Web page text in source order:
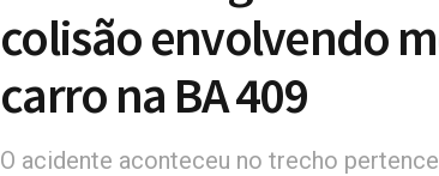
colisão envolvendo
carro na BA 409
O acidente aconteceu no trecho